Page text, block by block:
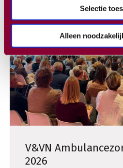
Selectie
Alleen
V&VN
2026